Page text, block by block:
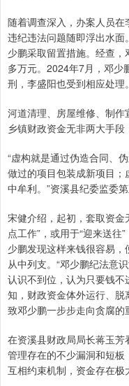
随着调查深入，办案人员
违纪违法问题随即浮出水
少鹏采取留置措施。经查
多万元。2024年7月，邓少
刑，李盛阳也受到相应处理。
河道清理、房屋维修、制
乡镇财政资金无非两大手段
“虚构就是通过伪造合同、
做过的项目包装成新项目
中牟利。”资溪县纪委监委
宋健介绍，起初，套取资金
点工作”，或用于“迎来送往
少鹏发现这样来钱很容易
从中列支。“邓少鹏纪法意
认识不到位，认为只要钱
知，财政资金体外运行、
致邓少鹏一步步走向贪腐的
在资溪县财政局局长蒋玉
管理存在的不少漏洞和短板
互相约束机制，资金存在极